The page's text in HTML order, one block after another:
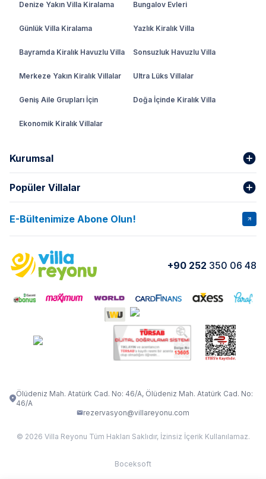
Denize Yakın Villa Kiralama Bungalov Evleri
Günlük Villa Kiralama Yazlık Kiralık Villa
Bayramda Kiralık Havuzlu Villa Sonsuzluk Havuzlu Villa
Merkeze Yakın Kiralık Villalar Ultra Lüks Villalar
Geniş Aile Grupları İçin Doğa İçinde Kiralık Villa
Ekonomik Kiralık Villalar
Kurumsal
Hakkımızda
İptal Şartları Banka Hesapları
Kurumsal Blog
Yorumlar Nasıl Kiralarım
Popüler Villalar
VİLLA SALKIM VİLLA SLAY 1
VİLLA OLENNA 1 VİLLA MERT
VILLA ADRIMA 1
VİLLA TİAMO VİLLA ZEYTİN DALI
VILLA ELMALI
E-Bültenimize Abone Olun!
+90 252 350 06 48
Ölüdeniz Mah. Atatürk Cad. No: 46/A, Ölüdeniz Mah. Atatürk Cad. No:
46/A
rezervasyon@villareyonu.com
© 2026 Villa Reyonu Tüm Hakları Saklıdır, İzinsiz İçerik Kullanılamaz.
Boceksoft